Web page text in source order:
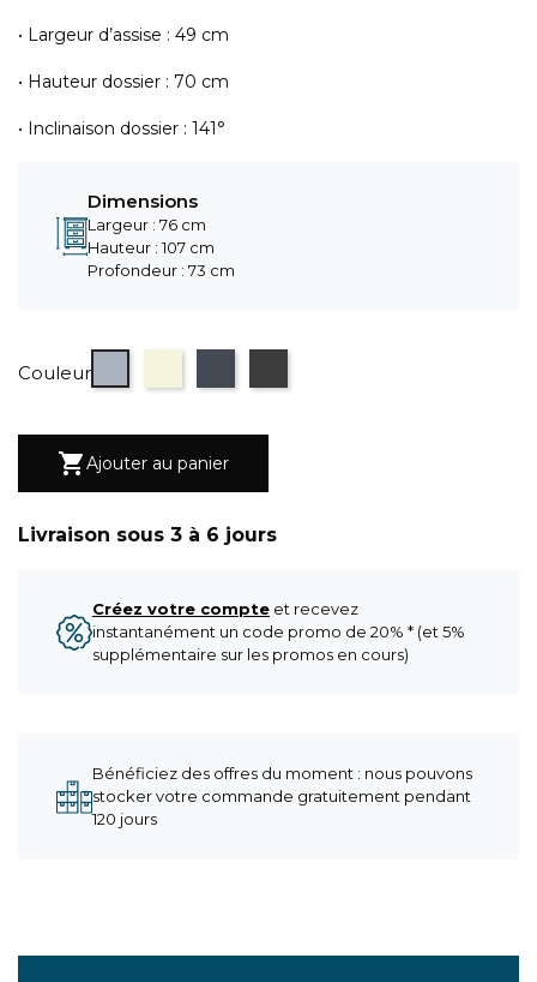
• Largeur d’assise : 49 cm
• Hauteur dossier : 70 cm
• Inclinaison dossier : 141°
Dimensions
Largeur : 76 cm
Hauteur : 107 cm
Profondeur : 73 cm
Couleur
Gris
Ajouter au panier
Livraison sous 3 à 6 jours
Créez votre compte et recevez
instantanément un code promo de 20% * (et 5%
supplémentaire sur les promos en cours)
Bénéficiez des offres du moment : nous pouvons
stocker votre commande gratuitement pendant
120 jours